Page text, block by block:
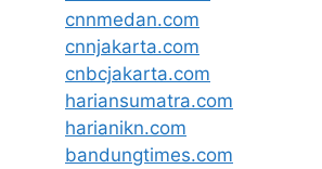
cnnmedan.com
cnnjakarta.com
cnbcjakarta.com
hariansumatra.com
harianikn.com
bandungtimes.com